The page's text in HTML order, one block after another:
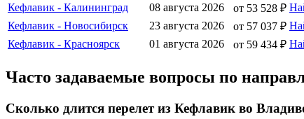
Кефлавик - Калининград
08 августа 2026 от 53 528 ₽
Кефлавик - Новосибирск
23 августа 2026 от 57 037 ₽
Кефлавик - Красноярск
01 августа 2026 от 59 434 ₽
Часто задаваемые вопросы по
Сколько длится перелет из Кефлавик во